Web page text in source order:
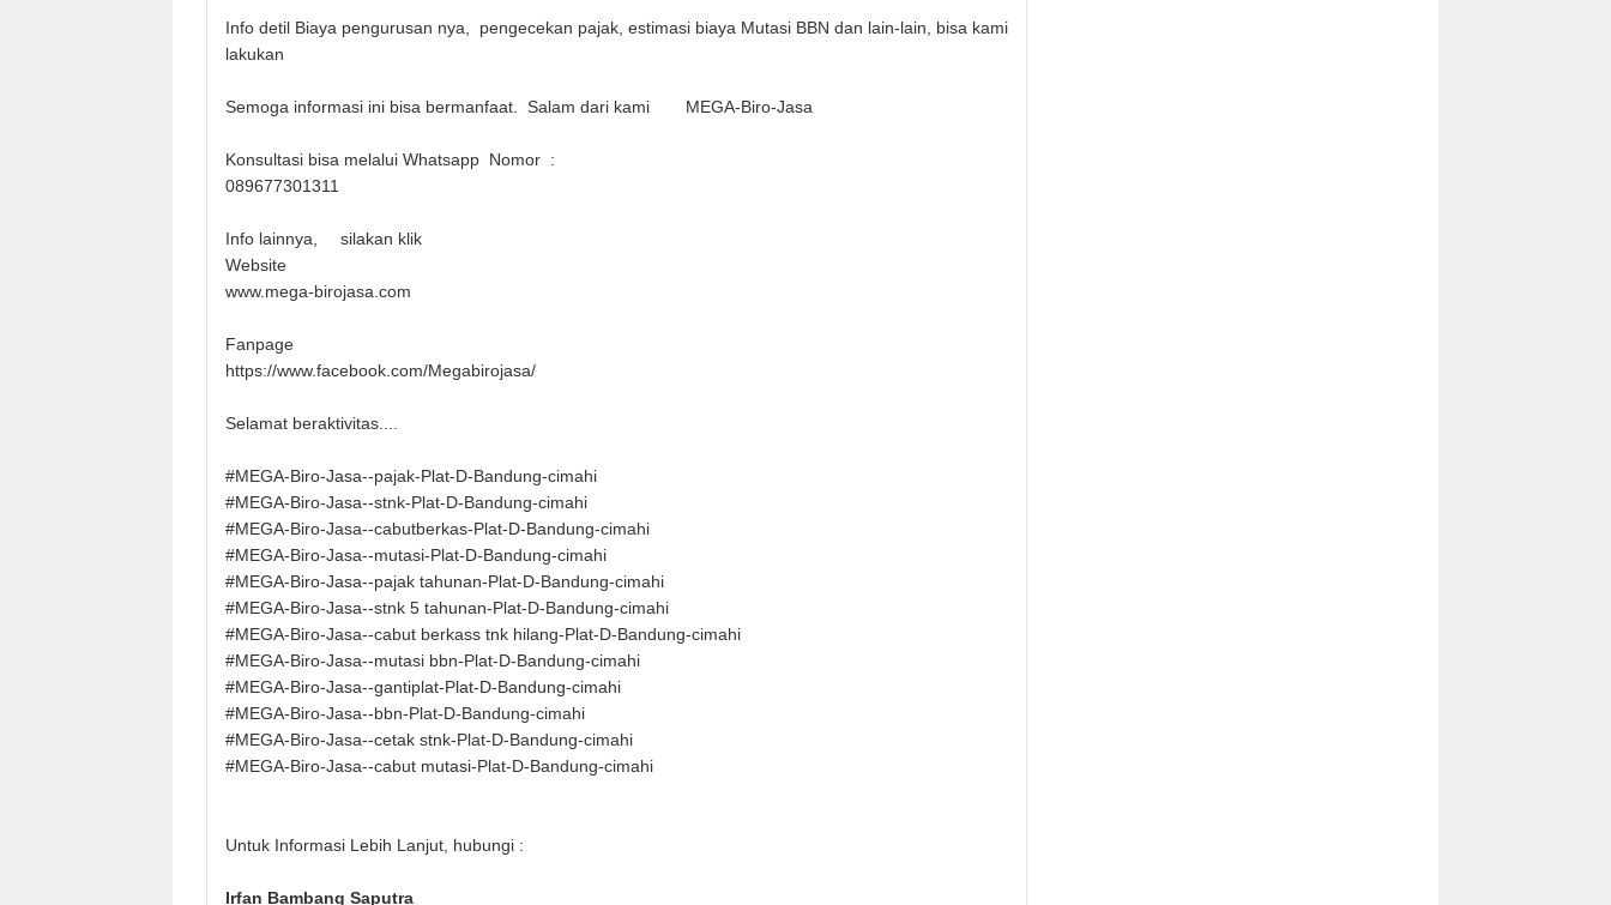
Info detil Biaya pengurusan nya, pengecekan pajak, estimasi biaya Mutasi BBN dan lain-lain, bisa kami
lakukan
Semoga informasi ini bisa bermanfaat. Salam dari kami MEGA-Biro-Jasa
Konsultasi bisa melalui Whatsapp Nomor :
089677301311
Info lainnya,
silakan klik
Website
www.mega-birojasa.com
Fanpage
https://www.facebook.com/Megabirojasa/
Selamat beraktivitas....
#MEGA-Biro-Jasa--pajak-Plat-D-Bandung-cimahi
#MEGA-Biro-Jasa--stnk-Plat-D-Bandung-cimahi
#MEGA-Biro-Jasa--cabutberkas-Plat-D-Bandung-cimahi
#MEGA-Biro-Jasa--mutasi-Plat-D-Bandung-cimahi
#MEGA-Biro-Jasa--pajak tahunan-Plat-D-Bandung-cimahi
#MEGA-Biro-Jasa--stnk 5 tahunan-Plat-D-Bandung-cimahi
#MEGA-Biro-Jasa--cabut berkass tnk hilang-Plat-D-Bandung-cimahi
#MEGA-Biro-Jasa--mutasi bbn-Plat-D-Bandung-cimahi
#MEGA-Biro-Jasa--gantiplat-Plat-D-Bandung-cimahi
#MEGA-Biro-Jasa--bbn-Plat-D-Bandung-cimahi
#MEGA-Biro-Jasa--cetak stnk-Plat-D-Bandung-cimahi
#MEGA-Biro-Jasa--cabut mutasi-Plat-D-Bandung-cimahi
Untuk Informasi Lebih Lanjut, hubungi :
Irfan Bambang Saputra